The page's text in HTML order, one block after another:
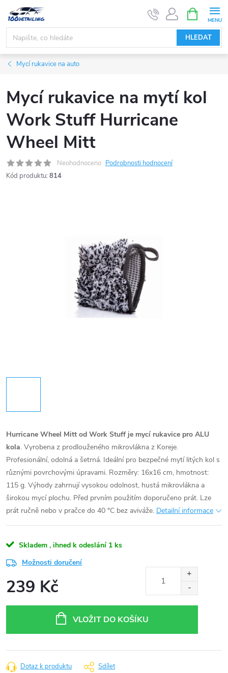
obsah
HLEDAT
NÁKUPNÍ
KOŠÍK
Mycí rukavice na auto
Mycí rukavice na mytí kol
Work Stuff Hurricane
Wheel Mitt
Neohodnoceno Podrobnosti hodnocení
Kód produktu: 814
Hurricane Wheel Mitt od Work Stuff je mycí rukavice pro ALU
kola. Vyrobena z prodlouženého mikrovlákna z Koreje.
Profesionální, odolná a šetrná. Ideální pro bezpečné mytí litých kol s
různými povrchovými úpravami. Rozměry: 16x16 cm, hmotnost:
115 g. Výhody zahrnují vysokou odolnost, hustá mikrovlákna a
širokou mycí plochu. Před prvním použitím doporučeno prát. Lze
prát ručně nebo v pračce do 40 °C bez aviváže. Detailní informace
Skladem , ihned k odeslání 1 ks
Možnosti doručení
239 Kč
VLOŽIT DO KOŠÍKU
Dotaz k produktu Sdílet